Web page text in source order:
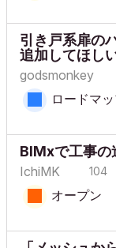
引き戸系扉の
追加してほし
godsmonkey
ロードマ
BIMxで工事の
IchiMK 104
オープン